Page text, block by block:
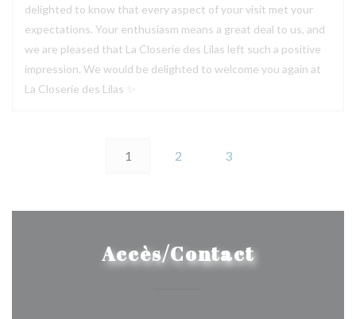
delighted to know that every aspect of your visit met your
expectations. Your enthusiasm means a great deal to us, and
we are pleased that La Closerie des Lilas left such a positive
impression. We would be delighted to welcome you again at
La Closerie des Lilas ✨
1 2 3
Accès/Contact